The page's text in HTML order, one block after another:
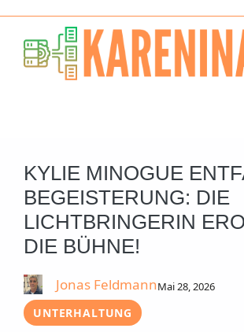
springen
KYLIE MINOGUE
BEGEISTERUNG: DIE
LICHTBRINGERIN
DIE BÜHNE!
Jonas FeldmannMai 28, 2026
UNTERHALTUNG